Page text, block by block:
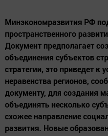
Минэкономразвития РФ
пространственного
Документ предполагает
объединения субъектов
стратегии, это приведет к
неравенства регионов,
документу, для создания
объединять несколько
схожее направление
развития. Новые